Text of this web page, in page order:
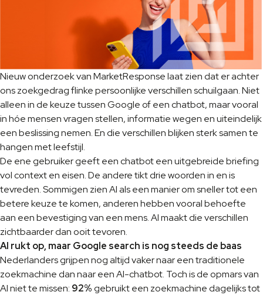
Nieuw onderzoek van MarketResponse laat zien dat er achter
ons zoekgedrag flinke persoonlijke verschillen schuilgaan. Niet
alleen in de keuze tussen Google of een chatbot, maar vooral
in hóe mensen vragen stellen, informatie wegen en uiteindelijk
een beslissing nemen. En die verschillen blijken sterk samen te
hangen met leefstijl.
De ene gebruiker geeft een chatbot een uitgebreide briefing
vol context en eisen. De andere tikt drie woorden in en is
tevreden. Sommigen zien AI als een manier om sneller tot een
betere keuze te komen, anderen hebben vooral behoefte
aan een bevestiging van een mens. AI maakt die verschillen
zichtbaarder dan ooit tevoren.
AI rukt op, maar Google search is nog steeds de baas
Nederlanders grijpen nog altijd vaker naar een traditionele
zoekmachine dan naar een AI-chatbot. Toch is de opmars van
AI niet te missen: 92%gebruikt een zoekmachine dagelijks tot